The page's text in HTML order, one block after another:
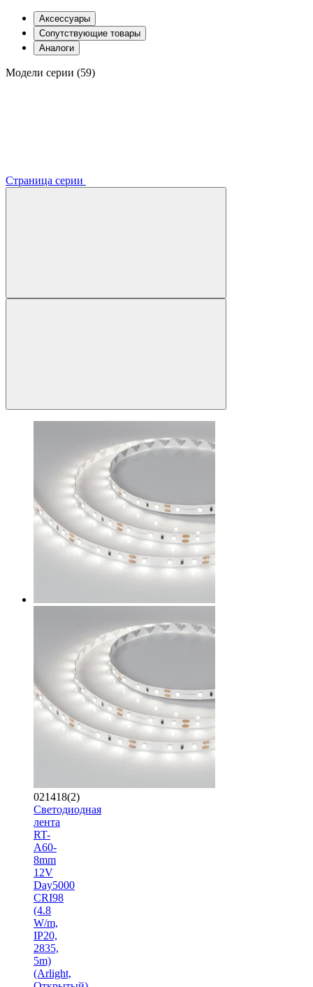
Аксессуары
Сопутствующие товары
Аналоги
Модели серии (59)
Страница серии
021418(2)
Светодиодная
лента
RT-
A60-
8mm
12V
Day5000
CRI98
(4.8
W/m,
IP20,
2835,
5m)
(Arlight,